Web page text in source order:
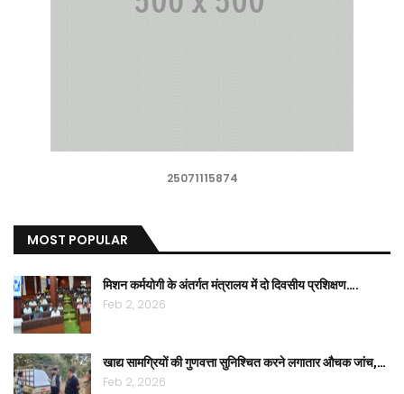
25071115874
MOST POPULAR
मिशन कर्मयोगी के अंतर्गत मंत्रालय में दो दिवसीय प्रशिक्षण….
Feb 2, 2026
खाद्य सामग्रियों की गुणवत्ता सुनिश्चित करने लगातार औचक जांच,…
Feb 2, 2026